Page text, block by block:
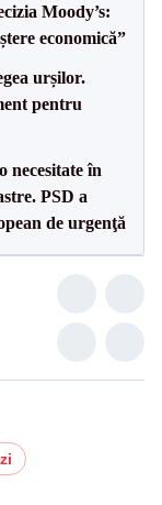
Moody’s:
economică”
urșilor.
pentru
necesitate în
PSD a
de urgenţă